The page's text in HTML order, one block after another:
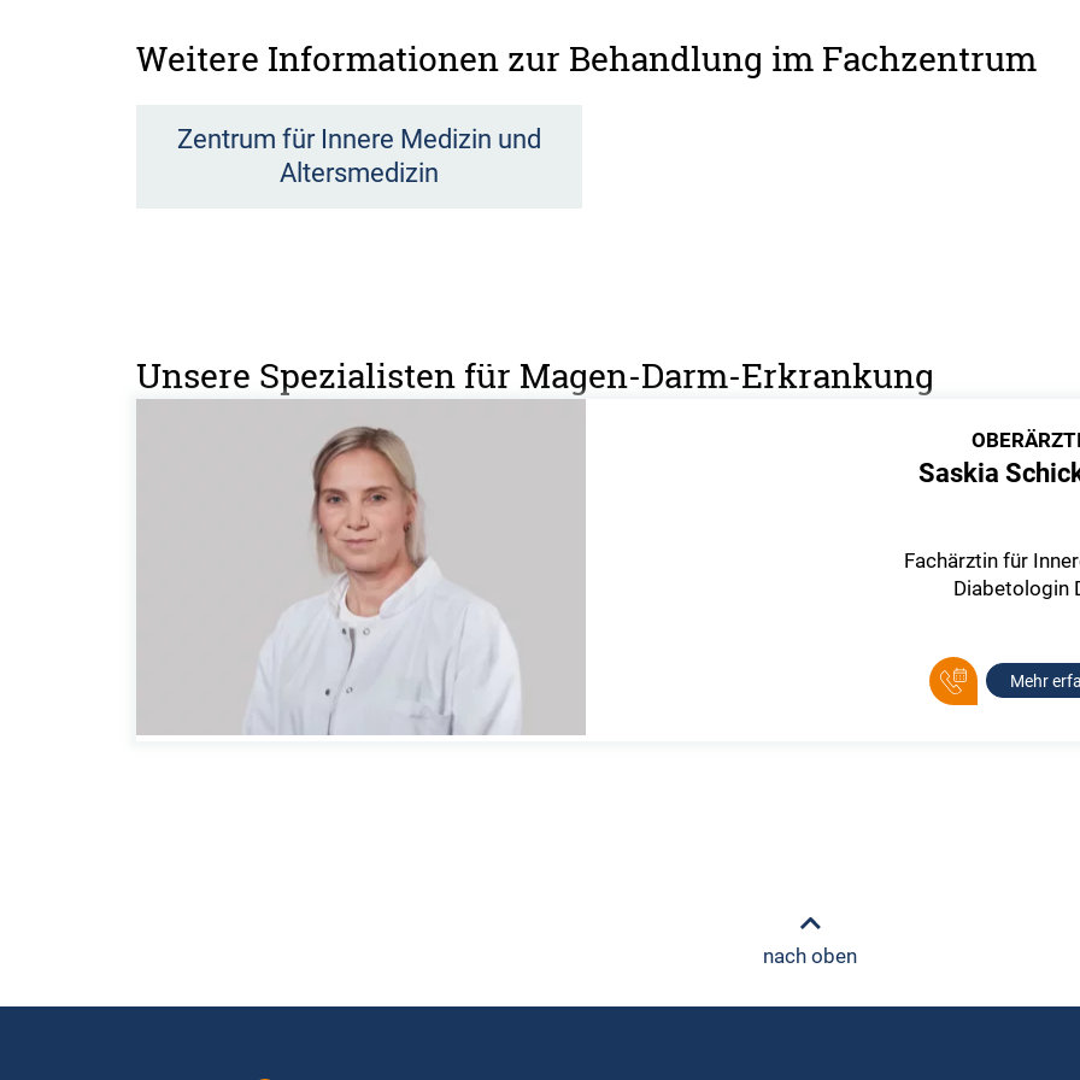
Weitere Informationen zur Behandlung im Fachzentrum
Zentrum für Innere Medizin und
Altersmedizin
Unsere Spezialisten für Magen-Darm-Erkrankung
Saskia
Fachärztin für
Diabetologin
Mehr
nach oben